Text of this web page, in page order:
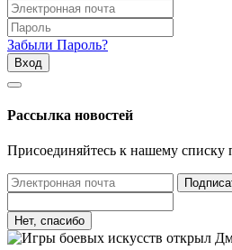
Забыли Пароль?
Вход
Рассылка новостей
Присоединяйтесь к нашему
Нет, спасибо